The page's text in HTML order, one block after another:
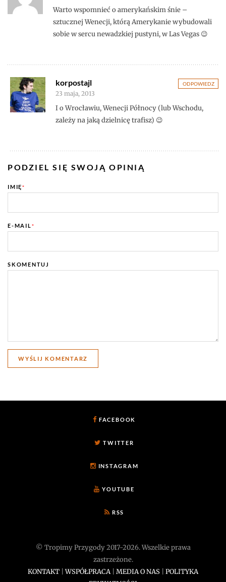
Warto wspomnieć o amerykańskim śnie –
sztucznej Wenecji, którą Amerykanie wybudowali
sobie w sercu newadzkiej pustyni, w Las Vegas 😉
ODPOWIEDZ
korpostajl
23 maja, 2013
I o Wrocławiu, Wenecji Północy (lub Wschodu,
zależy na jaką dzielnicę trafisz) 😉
PODZIEL SIĘ SWOJĄ OPINIĄ
IMIĘ*
E-MAIL*
SKOMENTUJ
FACEBOOK
TWITTER
INSTAGRAM
YOUTUBE
RSS
© Tropimy Przygody 2017-2026. Wszelkie prawa
zastrzeżone.
KONTAKT |WSPÓŁPRACA| MEDIA O NAS
POLITYKA